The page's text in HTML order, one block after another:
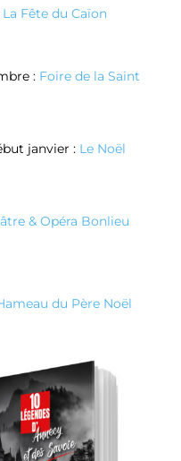
La Fête du Caïon
: Foire de la Saint
janvier : Le Noël
& Opéra Bonlieu
du Père Noël